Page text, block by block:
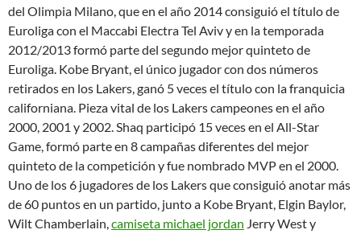
del Olimpia Milano, que en el año 2014 consiguió el título de
Euroliga con el Maccabi Electra Tel Aviv y en la temporada
2012/2013 formó parte del segundo mejor quinteto de
Euroliga. Kobe Bryant, el único jugador con dos números
retirados en los Lakers, ganó 5 veces el título con la franquicia
californiana. Pieza vital de los Lakers campeones en el año
2000, 2001 y 2002. Shaq participó 15 veces en el All-Star
Game, formó parte en 8 campañas diferentes del mejor
quinteto de la competición y fue nombrado MVP en el 2000.
Uno de los 6 jugadores de los Lakers que consiguió anotar más
de 60 puntos en un partido, junto a Kobe Bryant, Elgin Baylor,
Wilt Chamberlain,camiseta michael jordan Jerry West y